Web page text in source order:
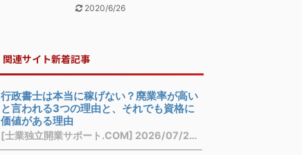
2020/6/26
関連サイト新着記事
行政書士は本当に稼げない？廃業率が高い
と言われる3つの理由と、それでも資格に
価値がある理由
[士業独立開業サポート.COM] 2026/07/28 21:16